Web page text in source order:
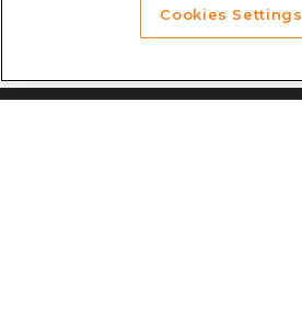
Cookies Settings